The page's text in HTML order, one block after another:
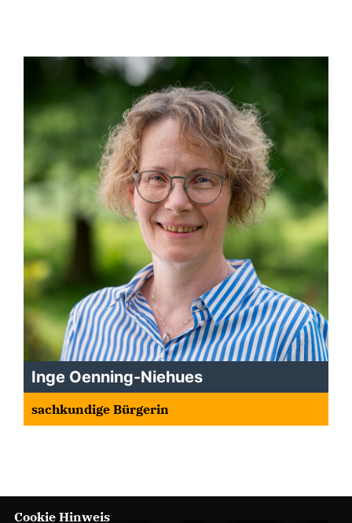
Inge Oenning-Niehues
sachkundige Bürgerin
Cookie Hinweis